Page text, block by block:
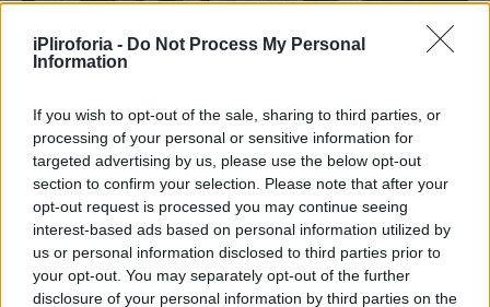
iPliroforia - Do Not Process My Personal
Information
If you wish to opt-out of the sale, sharing to third parties, or
processing of your personal or sensitive information for
targeted advertising by us, please use the below opt-out
section to confirm your selection. Please note that after your
opt-out request is processed you may continue seeing
interest-based ads based on personal information utilized by
us or personal information disclosed to third parties prior to
your opt-out. You may separately opt-out of the further
disclosure of your personal information by third parties on the
Viral
Κουζίνα
Ζώδια
ΠΟΛΙΤΙΚΗ
Μόλις μαθεύτηκε: Παραιτήθηκε η Πόπη
Τσαπανίδου από τον ΣΥΡΙΖΑ